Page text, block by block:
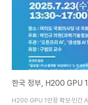
H200 GPU 1만장 확보·민간